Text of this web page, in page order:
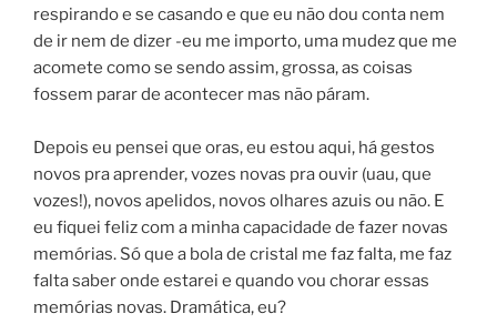
respirando e se casando e que eu não dou conta nem
de ir nem de dizer -eu me importo, uma mudez que me
acomete como se sendo assim, grossa, as coisas
fossem parar de acontecer mas não páram.
Depois eu pensei que oras, eu estou aqui, há gestos
novos pra aprender, vozes novas pra ouvir (uau, que
vozes!), novos apelidos, novos olhares azuis ou não. E
eu fiquei feliz com a minha capacidade de fazer novas
memórias. Só que a bola de cristal me faz falta, me faz
falta saber onde estarei e quando vou chorar essas
memórias novas. Dramática, eu?